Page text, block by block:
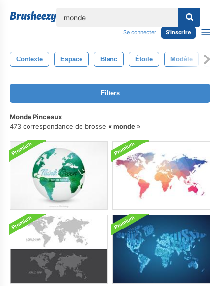
Se connecter S'inscrire
Contexte Espace Blanc Étoile Modèle
Filters
Monde Pinceaux
473 correspondance de brosse
monde